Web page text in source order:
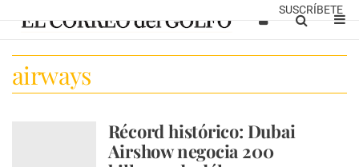
SUSCRÍBETE
airways
Récord histórico: Dubai
Airshow negocia 200